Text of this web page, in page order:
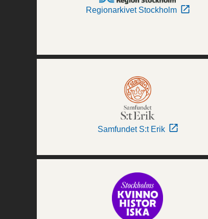
Regionarkivet Stockholm
Samfundet S:t Erik